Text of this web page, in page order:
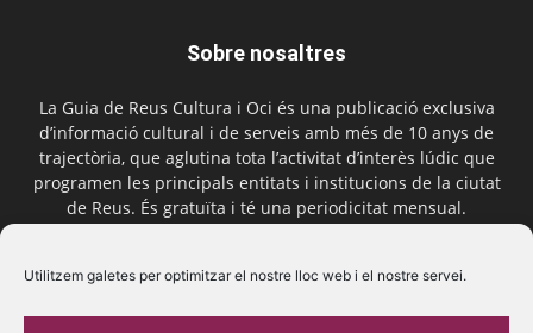
Utilitzem galetes per optimitzar el nostre lloc web i el nostre servei.
Sobre nosaltres
La Guia de Reus Cultura i Oci és una publicació exclusiva
d’informació cultural i de serveis amb més de 10 anys de
trajectòria, que aglutina tota l’activitat d’interès lúdic que
programen les principals entitats i institucions de la ciutat
de Reus. És gratuïta i té una periodicitat mensual.